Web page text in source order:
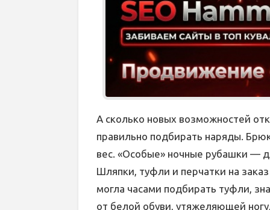
А сколько новых возможностей
правильно подбирать наряды.
вес. «Особые» ночные рубашки —
Шляпки, туфли и перчатки на
могла часами подбирать туфли,
от белой обуви, утяжеляющей